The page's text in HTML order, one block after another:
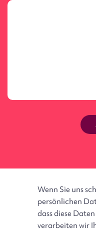
Wenn Sie uns
persönlichen
dass diese
verarbeiten wir